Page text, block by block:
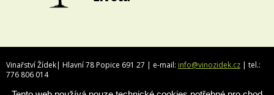
Vinařství Žídek| Hlavní 78 Popice 691 27 | e-mail: info@vinozidek.cz | tel.:
776 806 014